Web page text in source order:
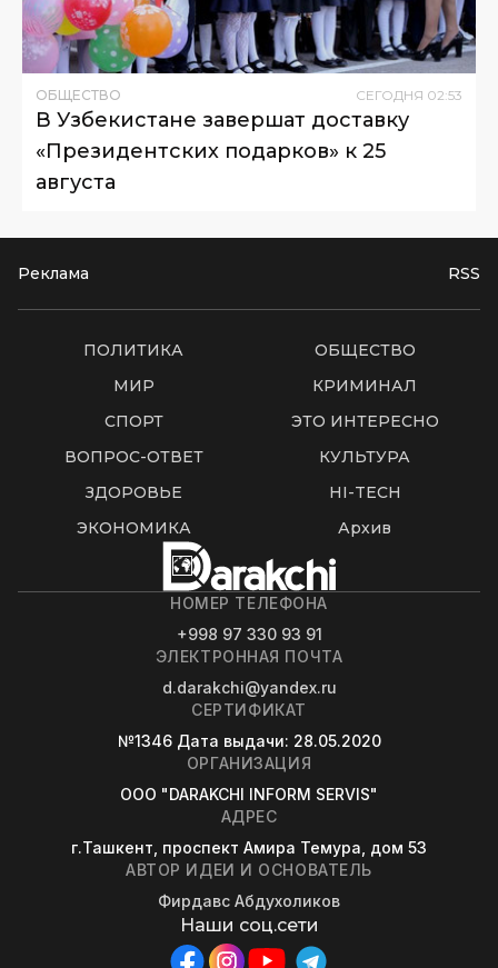
ОБЩЕСТВО СЕГОДНЯ 02:53
В Узбекистане завершат доставку
«Президентских подарков» к 25
августа
Реклама RSS
ПОЛИТИКА
ОБЩЕСТВО
МИР
КРИМИНАЛ
СПОРТ
ЭТО ИНТЕРЕСНО
ВОПРОС-ОТВЕТ
КУЛЬТУРА
ЗДОРОВЬЕ
HI-TECH
ЭКОНОМИКА
Архив
НОМЕР ТЕЛЕФОНА
+998 97 330 93 91
ЭЛЕКТРОННАЯ ПОЧТА
d.darakchi@yandex.ru
СЕРТИФИКАТ
№1346 Дата выдачи: 28.05.2020
ОРГАНИЗАЦИЯ
OOO "DARAKCHI INFORM SERVIS"
АДРЕС
г.Ташкент, проспект Амира Темура, дом 53
АВТОР ИДЕИ И ОСНОВАТЕЛЬ
Фирдавс Абдухоликов
Наши соц.сети